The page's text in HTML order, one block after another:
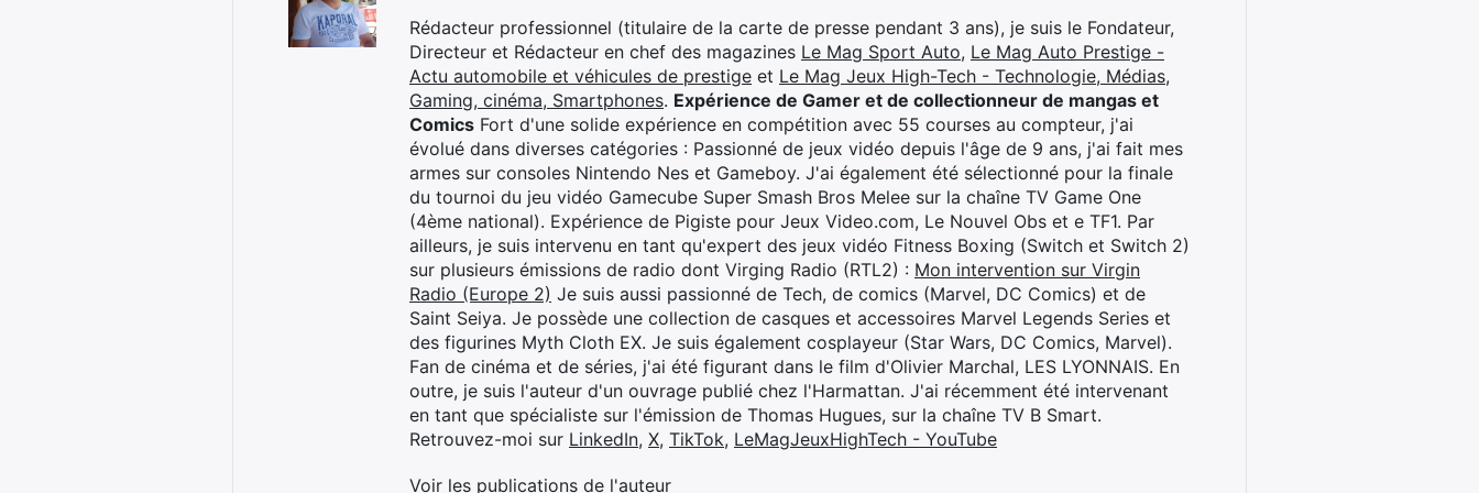
Rédacteur professionnel (titulaire de la carte de presse pendant 3 ans), je suis le Fondateur,
Directeur et Rédacteur en chef des magazines Le Mag Sport Auto, Le Mag Auto Prestige -
Actu automobile et véhicules de prestige et Le Mag Jeux High-Tech - Technologie, Médias,
Gaming, cinéma, Smartphones. Expérience de Gamer et de collectionneur de mangas et
Comics Fort d'une solide expérience en compétition avec 55 courses au compteur, j'ai
évolué dans diverses catégories : Passionné de jeux vidéo depuis l'âge de 9 ans, j'ai fait mes
armes sur consoles Nintendo Nes et Gameboy. J'ai également été sélectionné pour la finale
du tournoi du jeu vidéo Gamecube Super Smash Bros Melee sur la chaîne TV Game One
(4ème national). Expérience de Pigiste pour Jeux Video.com, Le Nouvel Obs et e TF1. Par
ailleurs, je suis intervenu en tant qu'expert des jeux vidéo Fitness Boxing (Switch et Switch 2)
sur plusieurs émissions de radio dont Virging Radio (RTL2) : Mon intervention sur Virgin
Radio (Europe 2) Je suis aussi passionné de Tech, de comics (Marvel, DC Comics) et de
Saint Seiya. Je possède une collection de casques et accessoires Marvel Legends Series et
des figurines Myth Cloth EX. Je suis également cosplayeur (Star Wars, DC Comics, Marvel).
Fan de cinéma et de séries, j'ai été figurant dans le film d'Olivier Marchal, LES LYONNAIS. En
outre, je suis l'auteur d'un ouvrage publié chez l'Harmattan. J'ai récemment été intervenant
en tant que spécialiste sur l'émission de Thomas Hugues, sur la chaîne TV B Smart.
Retrouvez-moi sur LinkedIn, X, TikTok, LeMagJeuxHighTech - YouTube
Voir les publications de l'auteur